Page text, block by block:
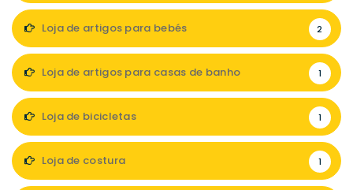
Loja de artigos para bebés 2
Loja de artigos para casas de banho 1
Loja de bicicletas 1
Loja de costura 1